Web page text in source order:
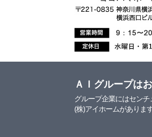
ＡＩグループは
グループ企業にはセンチ
(株)アイホームがありま